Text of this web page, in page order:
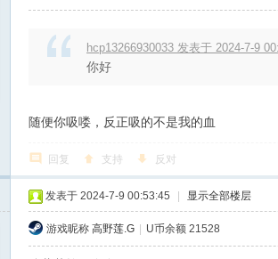
hcp13266930033 发表于 2024-7-9
你好
随便你吸喽，反正吸的不是我的血
回复 支持 反对
发表于 2024-7-9 00:53:45 显示全部楼层
游戏昵称 高野莲.G U币余额 21528